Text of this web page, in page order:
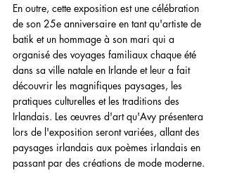
En outre, cette exposition est une célébration
de son 25e anniversaire en tant qu'artiste de
batik et un hommage à son mari qui a
organisé des voyages familiaux chaque été
dans sa ville natale en Irlande et leur a fait
découvrir les magnifiques paysages, les
pratiques culturelles et les traditions des
Irlandais. Les œuvres d'art qu'Avy présentera
lors de l'exposition seront variées, allant des
paysages irlandais aux poèmes irlandais en
passant par des créations de mode moderne.